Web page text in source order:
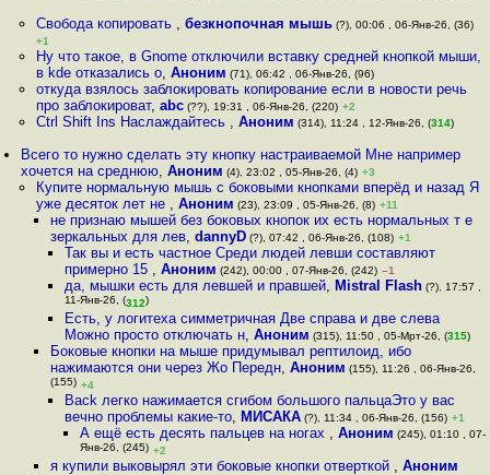
Свобода копировать , безкнопочная мышь(?), 00:06 , 06-Янв-26, (36)
+1
Ну что такое, в Gnome отключили вставку средней кнопкой мыши,
в kde отказались о, Аноним (71), 06:42 , 06-Янв-26, (96)
откуда взялось заблокировать копирование если в новости речь
про заблокироват, abc(??), 19:31 , 06-Янв-26, (220) +2
Ctrl Shift Ins Наслаждайтесь , Аноним (314), 11:24 , 12-Янв-26, (314)
Всего то нужно сделать эту кнопку настраиваемой Мне например
хочется на среднюю,Аноним (4), 23:02 , 05-Янв-26, (4) +3
Купите нормальную мышь с боковыми кнопками вперёд и назад Я
уже десяток лет не , Аноним (23), 23:09 , 05-Янв-26, (8) +11
не признаю мышей без боковых кнопок их есть нормальных т е
зеркальных для лев, dannyD(?), 07:42 , 06-Янв-26, (108) +1
Так вы и есть частное Среди людей левши составляют
примерно 15 ,Аноним (242), 00:00 , 07-Янв-26, (242) –1
да, мышки есть для левшей и правшей, Mistral Flash (?), 17:57 ,
11-Янв-26, (312)
Есть, у логитеха симметричная Две справа и две слева
Можно просто отключать н,Аноним (315), 11:50 , 05-Мрт-26, (315)
Боковые кнопки на мыше придумывал рептилоид, ибо
нажимаются они через Жо Передн, Аноним (155), 11:26 , 06-Янв-26,
(155) +4
Back легко нажимается сгибом большого пальцаЭто у вас
вечно проблемы какие-то, МИСАКА (?), 11:34 , 06-Янв-26, (156) +1
А ещё есть десять пальцев на ногах , Аноним (245), 01:10 , 07-
Янв-26, (245) +2
я купили выковырял эти боковые кнопки отверткой , Аноним